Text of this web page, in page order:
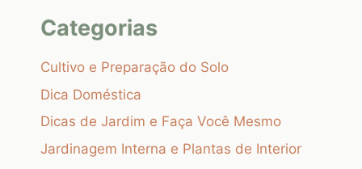
Categorias
Cultivo e Preparação do Solo
Dica Doméstica
Dicas de Jardim e Faça Você Mesmo
Jardinagem Interna e Plantas de Interior